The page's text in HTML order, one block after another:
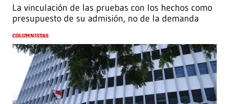
La vinculación de las pruebas con los hechos como
presupuesto de su admisión, no de la demanda
COLUMNISTAS